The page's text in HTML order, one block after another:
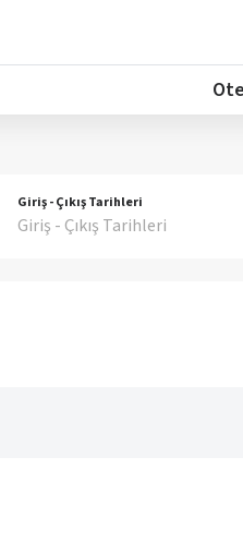
Giriş - Çıkış Tarihleri
Giriş - Çıkış Tarihleri